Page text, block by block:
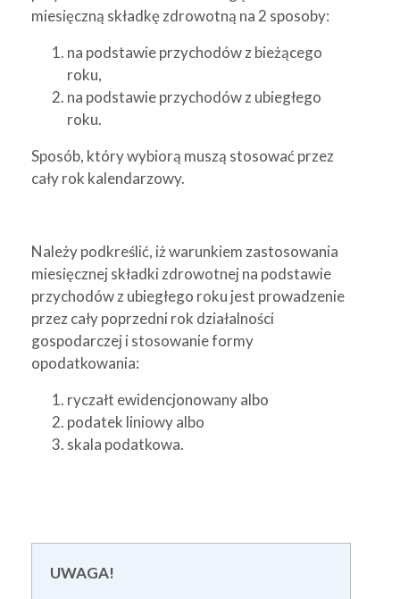
miesięczną składkę zdrowotną na 2 sposoby:
na podstawie przychodów z bieżącego
roku,
na podstawie przychodów z ubiegłego
roku.
Sposób, który wybiorą muszą stosować przez
cały rok kalendarzowy.
Należy podkreślić, iż warunkiem zastosowania
miesięcznej składki zdrowotnej na podstawie
przychodów z ubiegłego roku jest prowadzenie
przez cały poprzedni rok działalności
gospodarczej i stosowanie formy
opodatkowania:
ryczałt ewidencjonowany albo
podatek liniowy albo
skala podatkowa.
UWAGA!